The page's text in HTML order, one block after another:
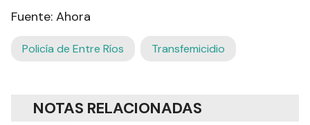
Fuente: Ahora
Policía de Entre Ríos Transfemicidio
NOTAS RELACIONADAS